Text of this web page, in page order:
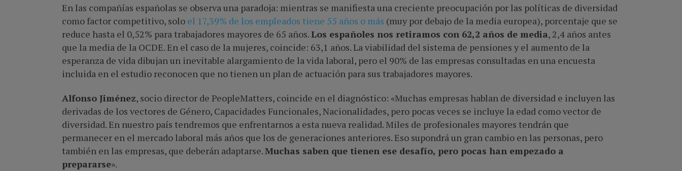
En las compañías españolas se observa una paradoja: mientras se manifiesta una creciente preocupación por las políticas de diversidad
como factor competitivo, solo el 17,39% de los empleados tiene 55 años o más (muy por debajo de la media europea), porcentaje que se
reduce hasta el 0,52% para trabajadores mayores de 65 años.Los españoles nos retiramos con 62,2 años de media, 2,4 años antes
que la media de la OCDE. En el caso de la mujeres, coincide: 63,1 años. La viabilidad del sistema de pensiones y el aumento de la
esperanza de vida dibujan un inevitable alargamiento de la vida laboral, pero el 90% de las empresas consultadas en una encuesta
incluida en el estudio reconocen que no tienen un plan de actuación para sus trabajadores mayores.
Alfonso Jiménez, socio director de PeopleMatters, coincide en el diagnóstico: «Muchas empresas hablan de diversidad e incluyen las
derivadas de los vectores de Género, Capacidades Funcionales, Nacionalidades, pero pocas veces se incluye la edad como vector de
diversidad. En nuestro país tendremos que enfrentarnos a esta nueva realidad. Miles de profesionales mayores tendrán que
permanecer en el mercado laboral más años que los de generaciones anteriores. Eso supondrá un gran cambio en las personas, pero
también en las empresas, que deberán adaptarse.Muchas saben que tienen ese desafío, pero pocas han empezado a
prepararse».